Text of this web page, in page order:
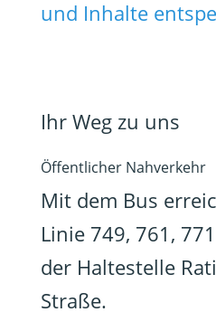
und Inhalte
Ihr Weg zu uns
Öffentlicher Nahverkehr
Mit dem Bus
Linie 749, 761,
der Haltestelle
Straße.